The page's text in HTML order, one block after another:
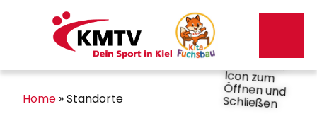
Mitgliederportal
Home »Standorte